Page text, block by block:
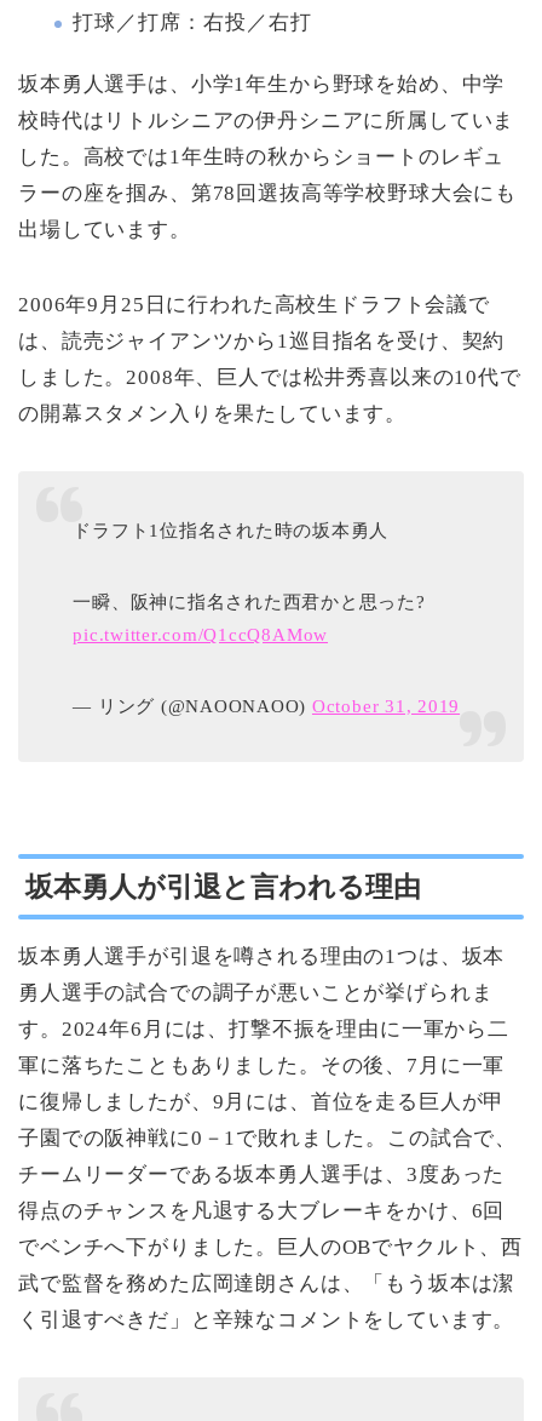
打球／打席：右投／右打
坂本勇人選手は、小学1年生から野球を始め、中学
校時代はリトルシニアの伊丹シニアに所属していま
した。高校では1年生時の秋からショートのレギュ
ラーの座を掴み、第78回選抜高等学校野球大会にも
出場しています。
2006年9月25日に行われた高校生ドラフト会議で
は、読売ジャイアンツから1巡目指名を受け、契約
しました。2008年、巨人では松井秀喜以来の10代で
の開幕スタメン入りを果たしています。
ドラフト1位指名された時の坂本勇人
一瞬、阪神に指名された西君かと思った?
pic.twitter.com/Q1ccQ8AMow
— リング (@NAOONAOO) October 31, 2019
坂本勇人が引退と言われる理由
坂本勇人選手が引退を噂される理由の1つは、坂本
勇人選手の試合での調子が悪いことが挙げられま
す。2024年6月には、打撃不振を理由に一軍から二
軍に落ちたこともありました。その後、7月に一軍
に復帰しましたが、9月には、首位を走る巨人が甲
子園での阪神戦に0－1で敗れました。この試合で、
チームリーダーである坂本勇人選手は、3度あった
得点のチャンスを凡退する大ブレーキをかけ、6回
でベンチへ下がりました。巨人のOBでヤクルト、西
武で監督を務めた広岡達朗さんは、「もう坂本は潔
く引退すべきだ」と辛辣なコメントをしています。